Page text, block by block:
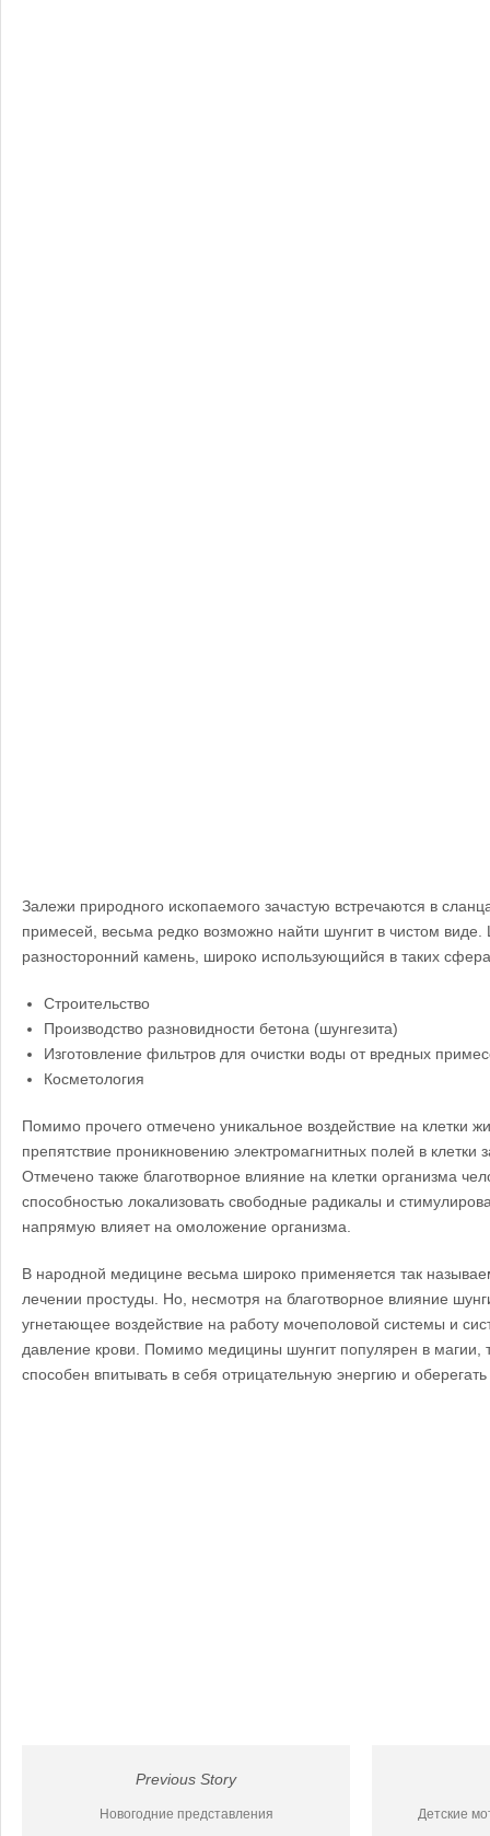
Залежи природного ископаемого зачастую встречаются в
примесей, весьма редко возможно найти шунгит в чистом виде.
разносторонний камень, широко использующийся в таких
Строительство
Производство разновидности бетона (шунгезита)
Изготовление фильтров для очистки воды от вредных
Косметология
Помимо прочего отмечено уникальное воздействие на клетки
препятствие проникновению электромагнитных полей в
Отмечено также благотворное влияние на клетки организма
способностью локализовать свободные радикалы и
напрямую влияет на омоложение организма.
В народной медицине весьма широко применяется так
лечении простуды. Но, несмотря на благотворное влияние
угнетающее воздействие на работу мочеполовой системы и
давление крови. Помимо медицины шунгит популярен в магии,
способен впитывать в себя отрицательную энергию и
Previous Story
Новогодние представления Детские